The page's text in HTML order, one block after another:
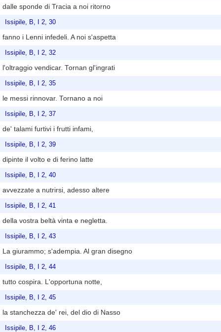
dalle sponde di Tracia a noi ritorno
Issipile, B, I 2, 30
fanno i Lenni infedeli. A noi s'aspetta
Issipile, B, I 2, 32
l'oltraggio vendicar. Tornan gl'ingrati
Issipile, B, I 2, 35
le messi rinnovar. Tornano a noi
Issipile, B, I 2, 37
de' talami furtivi i frutti infami,
Issipile, B, I 2, 39
dipinte il volto e di ferino latte
Issipile, B, I 2, 40
avvezzate a nutrirsi, adesso altere
Issipile, B, I 2, 41
della vostra beltà vinta e negletta.
Issipile, B, I 2, 43
La giurammo; s'adempia. Al gran disegno
Issipile, B, I 2, 44
tutto cospira. L'opportuna notte,
Issipile, B, I 2, 45
la stanchezza de' rei, del dio di Nasso
Issipile, B, I 2, 46